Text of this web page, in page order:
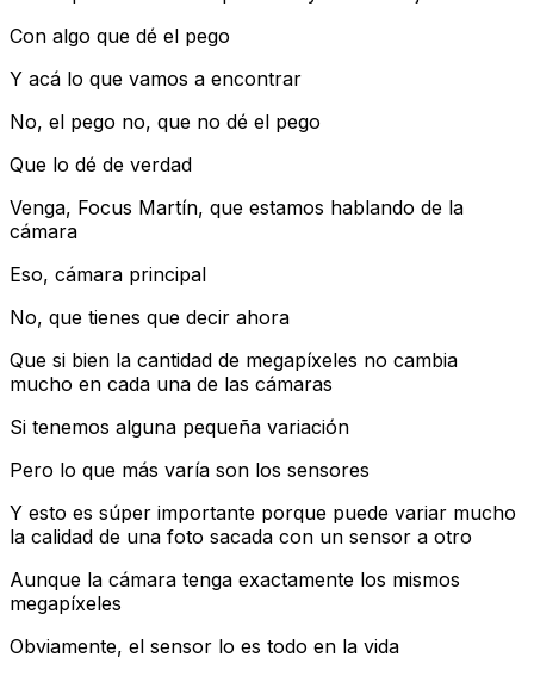
Con algo que dé el pego
Y acá lo que vamos a encontrar
No, el pego no, que no dé el pego
Que lo dé de verdad
Venga, Focus Martín, que estamos hablando de la
cámara
Eso, cámara principal
No, que tienes que decir ahora
Que si bien la cantidad de megapíxeles no cambia
mucho en cada una de las cámaras
Si tenemos alguna pequeña variación
Pero lo que más varía son los sensores
Y esto es súper importante porque puede variar mucho
la calidad de una foto sacada con un sensor a otro
Aunque la cámara tenga exactamente los mismos
megapíxeles
Obviamente, el sensor lo es todo en la vida